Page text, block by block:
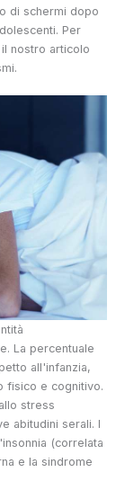
di schermi dopo
Per
nostro articolo
La percentuale
all'infanzia,
fisico e cognitivo.
stress
abitudini serali. I
(correlata
e la sindrome